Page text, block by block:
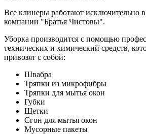
Все клинеры работают исключительно
компании "Братья Чистовы".
Уборка производится с помощью
технических и химический средств,
привозят с собой:
Швабра
Тряпки из микрофибры
Тряпки для мытья окон
Губки
Щетки
Сгон для мытья окон
Мусорные пакеты